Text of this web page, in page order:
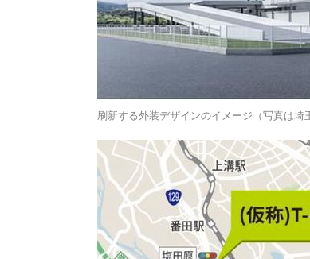
刷新する外装デザインのイメージ（写真は埼